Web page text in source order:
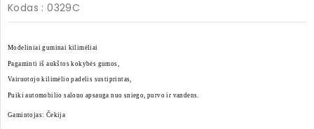
Kodas : 0329C
Modeliniai guminai kilimėliai
Pagaminti iš aukštos kokybės gumos,
Vairuotojo kilimėlio padelis sustiprintas,
Puiki automobilio salono apsauga nuo sniego, purvo ir vandens.
Gamintojas: Čekija